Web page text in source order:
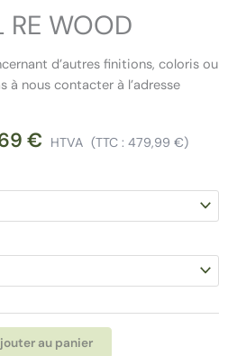
WOOD
d’autres finitions, coloris ou
à nous contacter à l’adresse
€ HTVA (TTC : 479,99 €)
au panier